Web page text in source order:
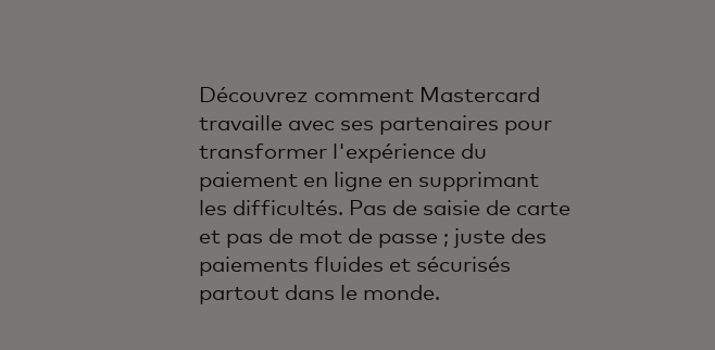
Découvrez comment Mastercard
travaille avec ses partenaires pour
transformer l'expérience du
paiement en ligne en supprimant
les difficultés. Pas de saisie de carte
et pas de mot de passe ; juste des
paiements fluides et sécurisés
partout dans le monde.